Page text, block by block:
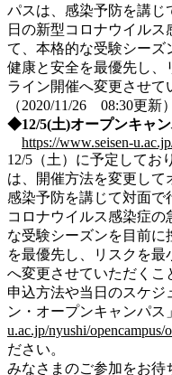
パスは、感染予防を講じ
日の新型コロナウイル
て、本格的な受験シーズ
健康と安全を最優先し、
ライン開催へ変更させて
（2020/11/26 08:30更新）
◆12/5(土)オープンキャ
https://www.seisen-
12/5（土）に予定してお
は、開催方法を変更して
感染予防を講じて対面で
コロナウイルス感染症
な受験シーズンを目前に
を最優先し、リスクを
へ変更させていただくこ
申込方法や当日のスケジ
ン・オープンキャンパス
u.ac.jp/nyushi/opencampus/
ださい。
みなさまのご参加をお待